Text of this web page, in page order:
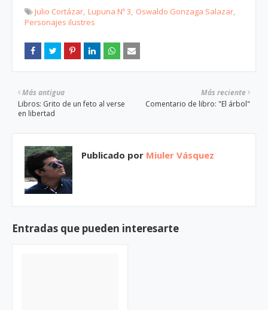
Julio Cortázar Lupuna Nº 3 Oswaldo Gonzaga Salazar
Personajes ilustres
Más reciente
Comentario de libro: "El árbol"
Más antigua
Libros: Grito de un feto al verse
en libertad
Publicado por Miuler Vásquez
Entradas que pueden interesarte